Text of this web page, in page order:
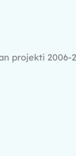
projekti 2006-